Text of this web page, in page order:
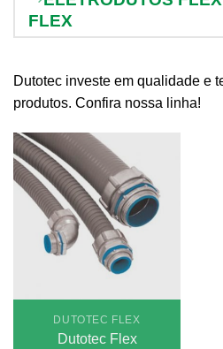
FLEX
Dutotec investe em qualidade e
produtos. Confira nossa linha!
DUTOTEC FLEX
Dutotec Flex